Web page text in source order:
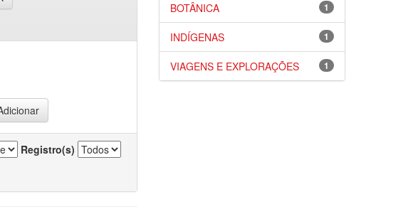
Registro(s)
1
BOTÂNICA
1
INDÍGENAS
1
VIAGENS E EXPLORAÇÕES